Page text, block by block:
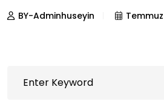
BY-Adminhuseyin